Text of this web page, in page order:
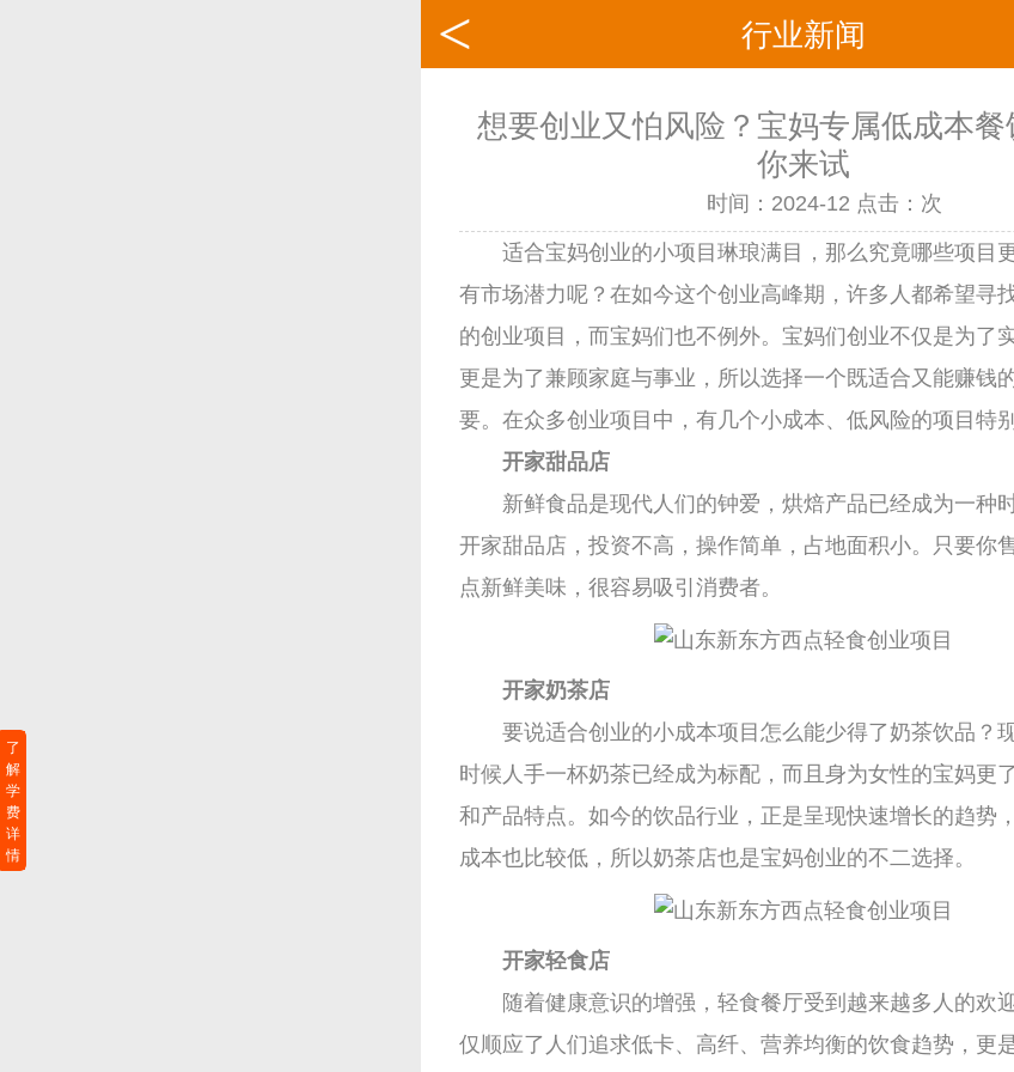
行业新闻
想要创业又怕风险？宝妈专属低成本餐
你来试
时间：2024-12 点击： 次
适合宝妈创业的小项目琳琅满目，那么究竟哪些项目
有市场潜力呢？在如今这个创业高峰期，许多人都希望寻
的创业项目，而宝妈们也不例外。宝妈们创业不仅是为了
更是为了兼顾家庭与事业，所以选择一个既适合又能赚钱
要。在众多创业项目中，有几个小成本、低风险的项目特
开家甜品店
新鲜食品是现代人们的钟爱，烘焙产品已经成为一种
开家甜品店，投资不高，操作简单，占地面积小。只要你
点新鲜美味，很容易吸引消费者。
开家奶茶店
要说适合创业的小成本项目怎么能少得了奶茶饮品？
时候人手一杯奶茶已经成为标配，而且身为女性的宝妈更
和产品特点。如今的饮品行业，正是呈现快速增长的趋势
成本也比较低，所以奶茶店也是宝妈创业的不二选择。
开家轻食店
随着健康意识的增强，轻食餐厅受到越来越多人的欢
仅顺应了人们追求低卡、高纤、营养均衡的饮食趋势，更
了
解
学
费
详
情